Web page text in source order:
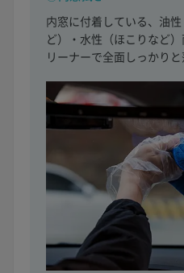
内窓に付着している、油
ど）・水性（ほこりなど
リーナーで全面しっかりと